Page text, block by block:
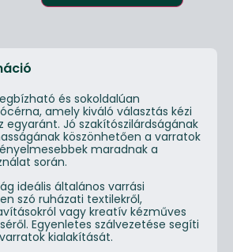
és sokoldalúan
amely kiváló választás kézi
egyaránt. Jó szakítószilárdságának
köszönhetően a varratok
maradnak a
során.
ideális általános varrási
szó ruházati textilekről,
vagy kreatív kézműves
Egyenletes szálvezetése segíti
kialakítását.